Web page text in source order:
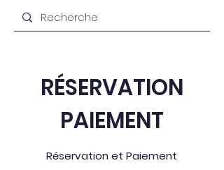
RÉSERVATION
PAIEMENT
Réservation et Paiement